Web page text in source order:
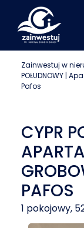
Zainwestuj w
POŁUDNOWY |
Pafos
CYPR
PAFOS
1 pokojowy,
1 / 5
CYPR